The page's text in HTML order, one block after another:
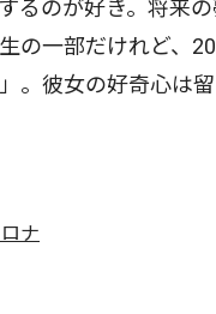
るのが好き。将来
の一部だけれど、
。彼女の好奇心は
ナ